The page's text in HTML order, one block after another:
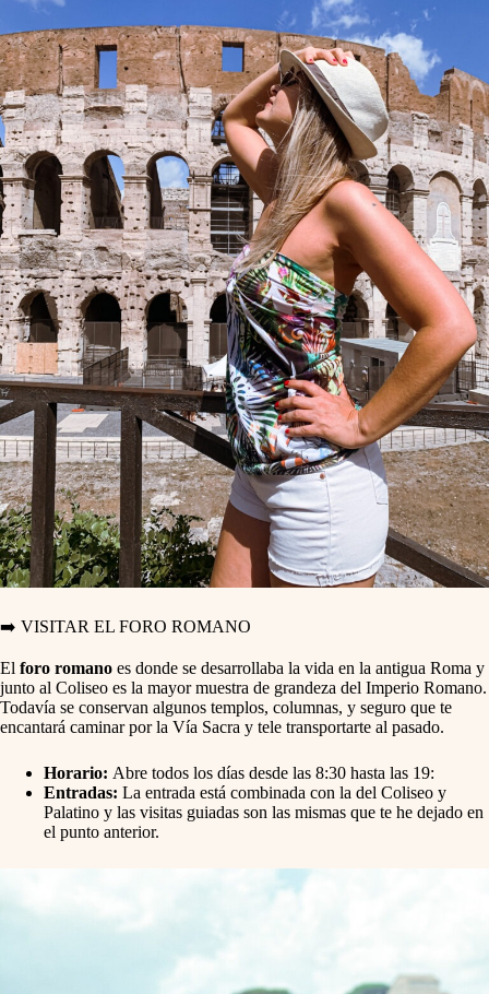
➡️ VISITAR EL FORO ROMANO
El foro romano es donde se desarrollaba la vida en la antigua Roma y
junto al Coliseo es la mayor muestra de grandeza del Imperio Romano.
Todavía se conservan algunos templos, columnas, y seguro que te
encantará caminar por la Vía Sacra y tele transportarte al pasado.
Horario: Abre todos los días desde las 8:30 hasta las 19:
Entradas: La entrada está combinada con la del Coliseo y
Palatino y las visitas guiadas son las mismas que te he dejado en
el punto anterior.